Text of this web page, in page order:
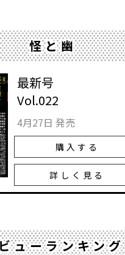
怪と幽
最新号
Vol.022
4月27日 発売
購入する
詳しく見る
ューランキング